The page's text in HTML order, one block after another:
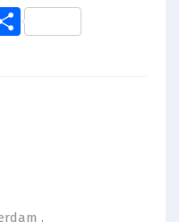
Share
,